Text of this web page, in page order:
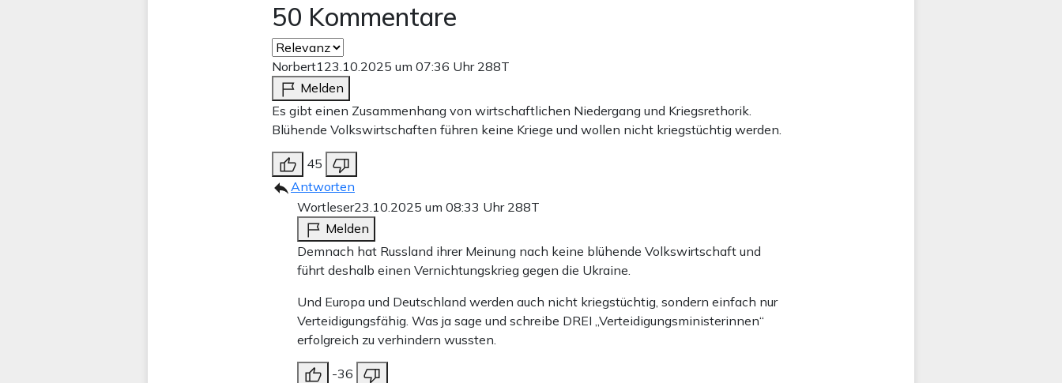
50 Kommentare
Norbert123.10.2025 um 07:36 Uhr 288T
Melden
Es gibt einen Zusammenhang von wirtschaftlichen Niedergang und Kriegsrethorik.
Blühende Volkswirtschaften führen keine Kriege und wollen nicht kriegstüchtig werden.
45
Antworten
Wortleser23.10.2025 um 08:33 Uhr 288T
Melden
Demnach hat Russland ihrer Meinung nach keine blühende Volkswirtschaft und
führt deshalb einen Vernichtungskrieg gegen die Ukraine.
Und Europa und Deutschland werden auch nicht kriegstüchtig, sondern einfach nur
Verteidigungsfähig. Was ja sage und schreibe DREI „Verteidigungsministerinnen“
erfolgreich zu verhindern wussten.
-36